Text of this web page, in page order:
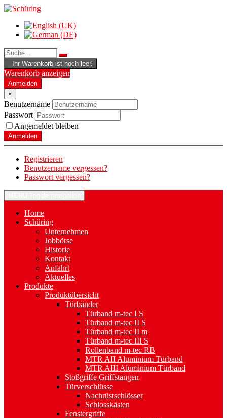
Ihr Warenkorb ist noch leer.
Warenkorb anzeigen
Anmelden
×
Benutzername
Passwort
Angemeldet bleiben
Anmelden
Registrieren
Benutzername vergessen?
Passwort vergessen?
Home
Schüring
Unternehmen
Jobbörse
Historie
Kontakt
Anfahrt
Aktuelles
Produkte
Produktübersicht
Türbänder
Türband m-tec I S
Türband m-tec II S
Türband m-tec II m
Türband m-tec III S
Rollenband m-tec RB
MTR AII Aluminium Türband
MTR AIII Aluminium Türband
Stoßgriffe Griffstangen
Türverschlüsse
Nachrüstschlösser
Schlosskästen
Fenstergriffe